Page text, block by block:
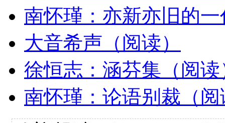
南怀瑾：亦新亦旧的
大音希声（阅读）
徐恒志：涵芬集（阅读
南怀瑾：论语别裁（阅